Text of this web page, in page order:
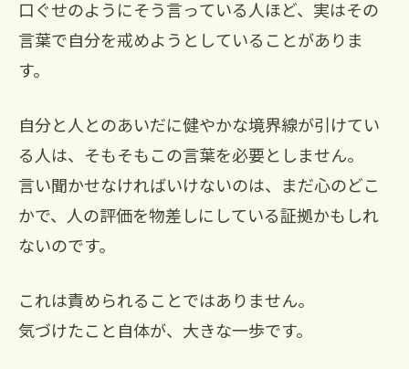
口ぐせのようにそう言っている人ほど、実はその
言葉で自分を戒めようとしていることがありま
す。
自分と人とのあいだに健やかな境界線が引けてい
る人は、そもそもこの言葉を必要としません。
言い聞かせなければいけないのは、まだ心のどこ
かで、人の評価を物差しにしている証拠かもしれ
ないのです。
これは責められることではありません。
気づけたこと自体が、大きな一歩です。